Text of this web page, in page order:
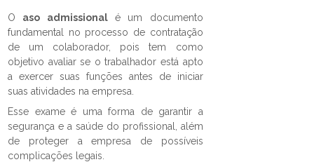
O aso admissionalé um documento
fundamental no processo de contratação
de um colaborador, pois tem como
objetivo avaliar se o trabalhador está apto
a exercer suas funções antes de iniciar
suas atividades na empresa.
Esse exame é uma forma de garantir a
segurança e a saúde do profissional, além
de proteger a empresa de possíveis
complicações legais.